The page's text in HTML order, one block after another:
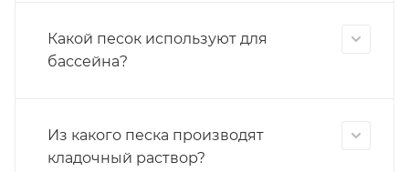
Какой песок используют для
бассейна?
Из какого песка производят
кладочный раствор?